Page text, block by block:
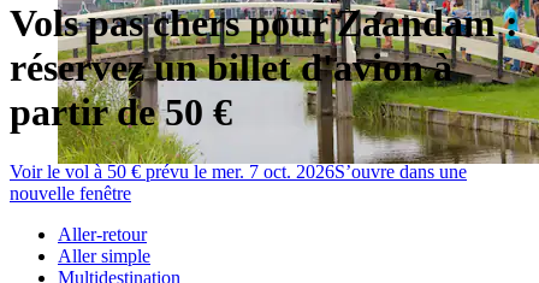
Vols pas chers pour Zaandam :
réservez un billet d'avion à
partir de 50 €
Voir le vol à 50 € prévu le mer. 7 oct. 2026S’ouvre dans une
nouvelle fenêtre
Aller-retour
Aller simple
Multidestination